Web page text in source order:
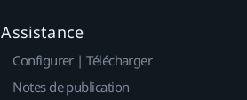
Assistance
Configurer | Télécharger
Notes de publication